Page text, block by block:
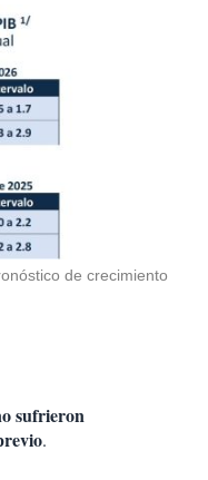
de crecimiento
sufrieron
.